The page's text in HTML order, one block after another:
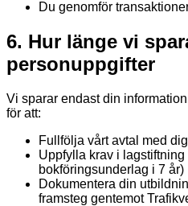
Du genomför
6. Hur länge vi
personuppgifter
Vi sparar endast din
för att:
Fullfölja vårt avtal med
Uppfylla krav i
bokföringsunderlag i 7 år)
Dokumentera din
framsteg gentemot